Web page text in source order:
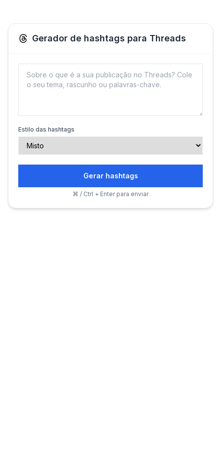
Gerador de hashtags para Threads
Estilo das hashtags
Gerar hashtags
⌘ / Ctrl + Enter para enviar